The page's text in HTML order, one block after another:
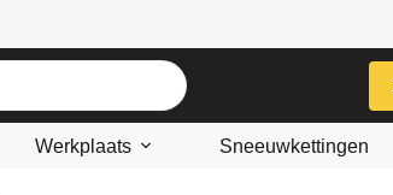
Werkplaats Sneeuwkettingen